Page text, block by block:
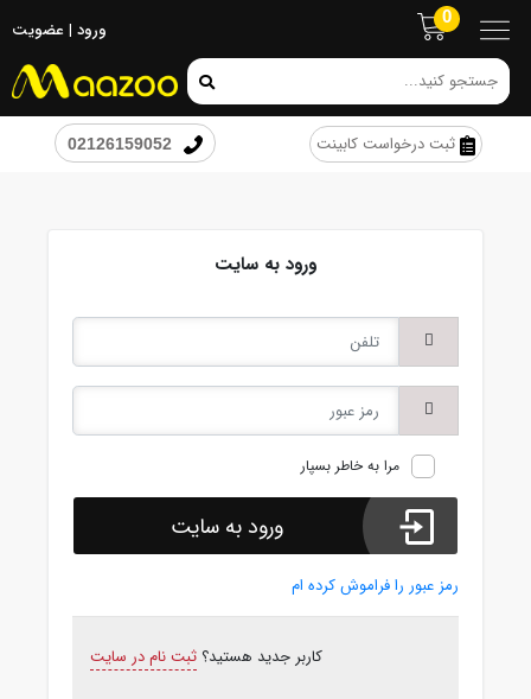
0
ورود |عضویت
ثبت درخواست کابینت 02126159052
ورود به سایت
مرا به خاطر بسپار
ورود به سایت
رمز عبور را فراموش کرده ام
کاربر جدید هستید؟ ثبت نام در سایت